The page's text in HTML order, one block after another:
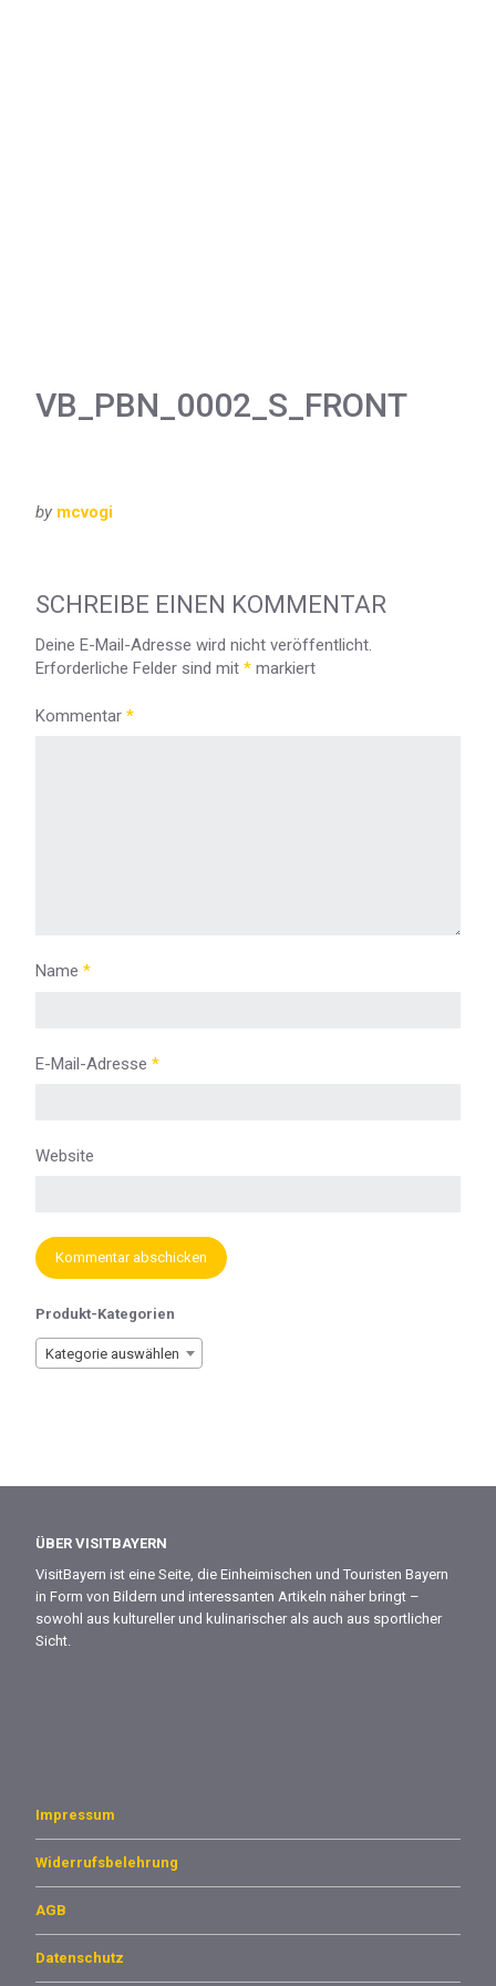
VB_PBN_0002_S_FRONT
by mcvogi
SCHREIBE EINEN KOMMENTAR
Deine E-Mail-Adresse wird nicht veröffentlicht.
Erforderliche Felder sind mit * markiert
Kommentar *
Name *
E-Mail-Adresse *
Website
Produkt-Kategorien
Kategorie auswählen
ÜBER VISITBAYERN
VisitBayern ist eine Seite, die Einheimischen und Touristen Bayern
in Form von Bildern und interessanten Artikeln näher bringt –
sowohl aus kultureller und kulinarischer als auch aus sportlicher
Sicht.
Impressum
Widerrufsbelehrung
AGB
Datenschutz